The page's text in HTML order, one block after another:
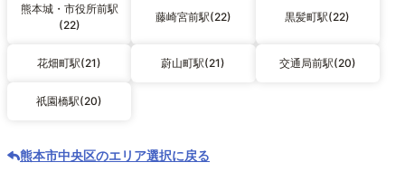
熊本城・市役所前駅
(22)
藤崎宮前駅(22) 黒髪町駅(22)
花畑町駅(21) 蔚山町駅(21) 交通局前駅(20)
祇園橋駅(20)
熊本市中央区のエリア選択に戻る